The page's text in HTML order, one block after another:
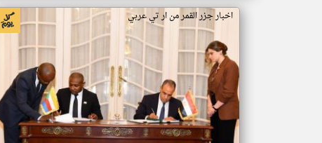
اخبار جزر القمر من ار تي عربي